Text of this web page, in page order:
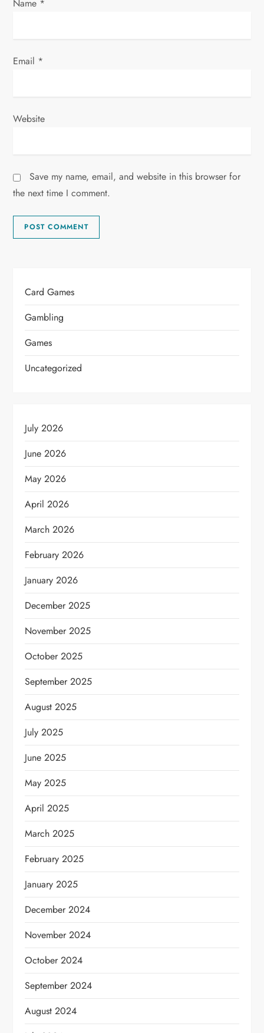
Name *
Email *
Website
Save my name, email, and website in this browser for
the next time I comment.
Card Games
Gambling
Games
Uncategorized
July 2026
June 2026
May 2026
April 2026
March 2026
February 2026
January 2026
December 2025
November 2025
October 2025
September 2025
August 2025
July 2025
June 2025
May 2025
April 2025
March 2025
February 2025
January 2025
December 2024
November 2024
October 2024
September 2024
August 2024